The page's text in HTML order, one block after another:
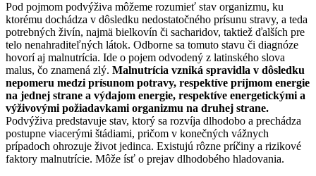
Pod pojmom podvýživa môžeme rozumieť stav organizmu, ku
ktorému dochádza v dôsledku nedostatočného prísunu stravy, a teda
potrebných živín, najmä bielkovín či sacharidov, taktiež ďalších pre
telo nenahraditeľných látok. Odborne sa tomuto stavu či diagnóze
hovorí aj malnutrícia. Ide o pojem odvodený z latinského slova
malus, čo znamená zlý. Malnutrícia vzniká spravidla v dôsledku
nepomeru medzi prísunom potravy, respektíve príjmom energie
na jednej strane a výdajom energie, respektíve energetickými a
výživovými požiadavkami organizmu na druhej strane.
Podvýživa predstavuje stav, ktorý sa rozvíja dlhodobo a prechádza
postupne viacerými štádiami, pričom v konečných vážnych
prípadoch ohrozuje život jedinca. Existujú rôzne príčiny a rizikové
faktory malnutrície. Môže ísť o prejav dlhodobého hladovania.